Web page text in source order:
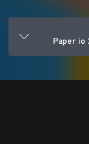
Paper io